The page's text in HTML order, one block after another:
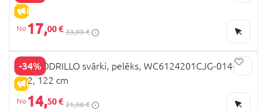
IZPĀRDOŠANA
17,00 € 33,99 €
-34%
IZPĀRDOŠANA
COCCODRILLO svārki, pelēks, WC6124201CJG-014-
122, 122 cm
14,50 € 21,90 €